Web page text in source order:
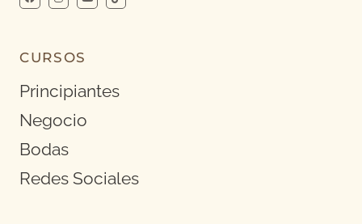
CURSOS
Principiantes
Negocio
Bodas
Redes Sociales